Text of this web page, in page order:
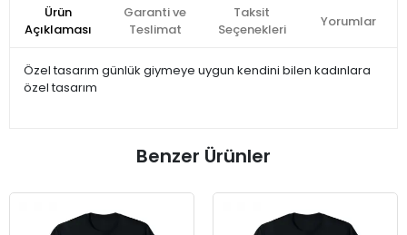
Ürün
Açıklaması
Garanti ve
Teslimat
Taksit
Seçenekleri
Yorumlar
Özel tasarım günlük giymeye uygun kendini bilen kadınlara
özel tasarım
Benzer Ürünler